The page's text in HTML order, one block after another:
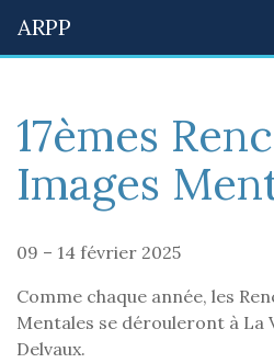
ARPP
17èmes
Images
09 – 14 février 2025
Comme chaque année, les
Mentales se dérouleront à La
Delvaux.